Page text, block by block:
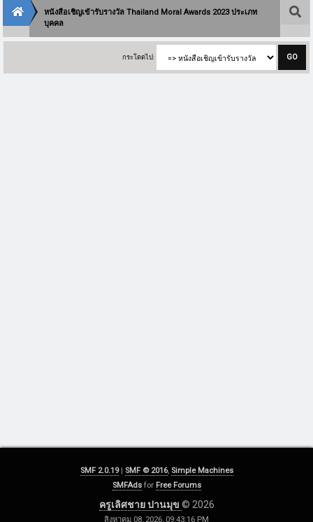
หนังสือเชิญเข้ารับรางวัล Thailand Moral Awards 2023 ประเภท
บุคคล
กระโดดไป:
SMF 2.0.19| SMF © 2016, Simple Machines
SMFAdsfor Free Forums
ครูเลิศชาย ปานมุข © 2026
สิงหาคม 08, 2026, 09:43:16 PM